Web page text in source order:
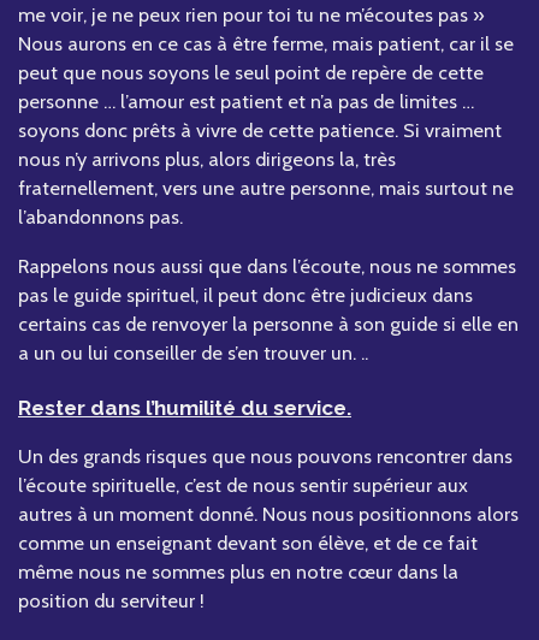
me voir, je ne peux rien pour toi tu ne m’écoutes pas »
Nous aurons en ce cas à être ferme, mais patient, car il se
peut que nous soyons le seul point de repère de cette
personne … l’amour est patient et n’a pas de limites …
soyons donc prêts à vivre de cette patience. Si vraiment
nous n’y arrivons plus, alors dirigeons la, très
fraternellement, vers une autre personne, mais surtout ne
l’abandonnons pas.
Rappelons nous aussi que dans l’écoute, nous ne sommes
pas le guide spirituel, il peut donc être judicieux dans
certains cas de renvoyer la personne à son guide si elle en
a un ou lui conseiller de s’en trouver un. ..
Rester dans l’humilité du service.
Un des grands risques que nous pouvons rencontrer dans
l’écoute spirituelle, c’est de nous sentir supérieur aux
autres à un moment donné. Nous nous positionnons alors
comme un enseignant devant son élève, et de ce fait
même nous ne sommes plus en notre cœur dans la
position du serviteur !